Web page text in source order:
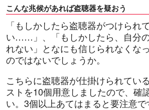
こんな兆候があれば盗聴器を疑おう
「もしかしたら盗聴器がつけられ
い……」、「もしかしたら、自分
れない」となにも信じられなくな
のではないでしょうか。
こちらに盗聴器が仕掛けられてい
ストを10個用意しましたので、確
い。3個以上あてはまると要注意で